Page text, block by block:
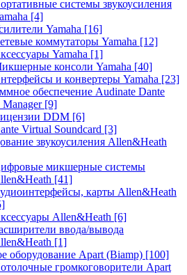
системы звукоусиления
[4]
Yamaha [16]
коммутаторы Yamaha [12]
Yamaha [1]
консоли Yamaha [40]
и конвертеры Yamaha [23]
обеспечение Audinate Dante
[9]
DDM [6]
Virtual Soundcard [3]
звукоусиления Allen&Heath
микшерные системы
[41]
карты Allen&Heath
Allen&Heath [6]
ввода/вывода
[1]
оборудование Apart (Biamp) [100]
громкоговорители Apart